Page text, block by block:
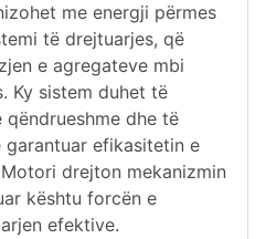
me energji përmes
të drejtuarjes, që
e agregateve mbi
Ky sistem duhet të
dhe të
garantuar efikasitetin e
drejton mekanizmin
kështu forcën e
efektive.